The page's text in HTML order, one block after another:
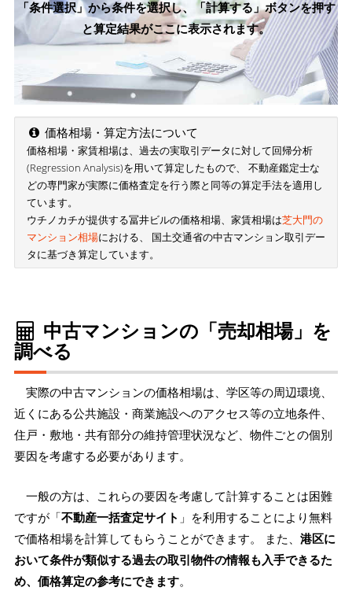
「条件選択」から条件を選択し、「計算する」ボタンを押す
と算定結果がここに表示されます。
価格相場・算定方法について
価格相場・家賃相場は、過去の実取引データに対して回帰分析
(Regression Analysis)を用いて算定したもので、 不動産鑑定士な
どの専門家が実際に価格査定を行う際と同等の算定手法を適用し
ています。
ウチノカチが提供する冨井ビルの価格相場、家賃相場は芝大門の
マンション相場における、 国土交通省の中古マンション取引デー
タに基づき算定しています。
中古マンションの「売却相場」を
調べる
実際の中古マンションの価格相場は、学区等の周辺環境、
近くにある公共施設・商業施設へのアクセス等の立地条件、
住戸・敷地・共有部分の維持管理状況など、物件ごとの個別
要因を考慮する必要があります。
一般の方は、これらの要因を考慮して計算することは困難
ですが「不動産一括査定サイト 」を利用することにより無料
で価格相場を計算してもらうことができます。 また、 港区に
おいて条件が類似する過去の取引物件の情報も入手できるた
め、価格算定の参考にできます。